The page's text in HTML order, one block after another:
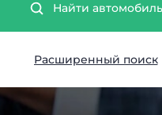
Найти автомобиль
Расширенный поиск